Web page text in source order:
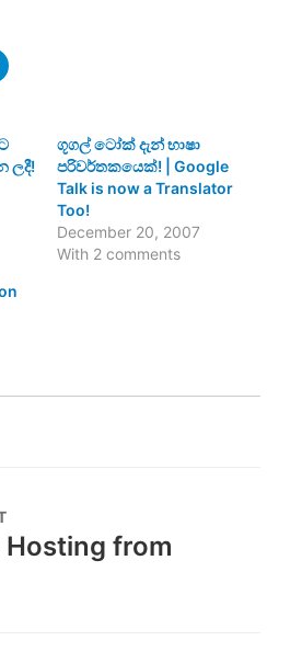
ලදී!
ගූගල් ටෝක් දැන් භාෂා
පරිවර්තකයෙක්! | Google
Talk is now a Translator
Too!
December 20, 2007
With 2 comments
Hosting from